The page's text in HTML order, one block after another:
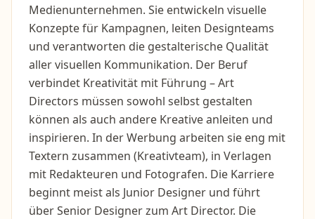
Medienunternehmen. Sie entwickeln visuelle
Konzepte für Kampagnen, leiten Designteams
und verantworten die gestalterische Qualität
aller visuellen Kommunikation. Der Beruf
verbindet Kreativität mit Führung – Art
Directors müssen sowohl selbst gestalten
können als auch andere Kreative anleiten und
inspirieren. In der Werbung arbeiten sie eng mit
Textern zusammen (Kreativteam), in Verlagen
mit Redakteuren und Fotografen. Die Karriere
beginnt meist als Junior Designer und führt
über Senior Designer zum Art Director. Die